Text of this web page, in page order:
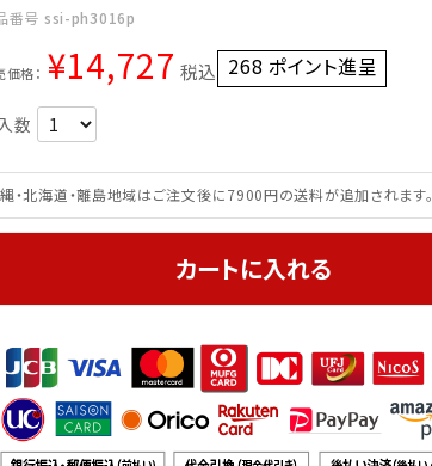
番号 ssi-ph3016p
価格： ¥14,727 税込 268 ポイント進呈 ]
・北海道・離島地域はご注文後に7900円の送料が追加されます。
カートに入れる